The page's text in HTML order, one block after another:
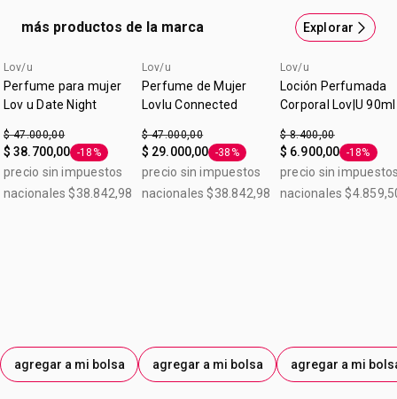
más productos de la marca Explorar
Lov/u
Perfume para mujer
Lov u Date Night
$ 47.000,00
$ 38.700,00 Etiqueta -18%
-18%
precio sin impuestos
nacionales $38.842,98
agregar a mi bolsa
Lov/u
Perfume de Mujer
LovIu Connected
$ 47.000,00
$ 29.000,00 Etiqueta -38%
-38%
precio sin impuestos
nacionales $38.842,98
agregar a mi bolsa
Lov/u
Loción Perfumada
Corporal Lov|U 90ml
$ 8.400,00
$ 6.900,00 Etiqueta -
-18%
precio sin
nacionales
agregar a mi